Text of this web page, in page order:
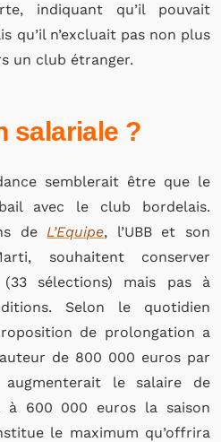
indiquant qu’il pouvait
qu’il n’excluait pas non plus
un club étranger.
salariale ?
semblerait être que le
avec le club bordelais.
deL’Equipe, l’UBB et son
souhaitent conserver
(33 sélections) mais pas à
Selon le quotidien
de prolongation a
de 800 000 euros par
le salaire de
à 600 000 euros la saison
le maximum qu’offrira